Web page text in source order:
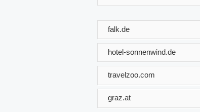
falk.de
hotel-sonnenwind.de
travelzoo.com
graz.at